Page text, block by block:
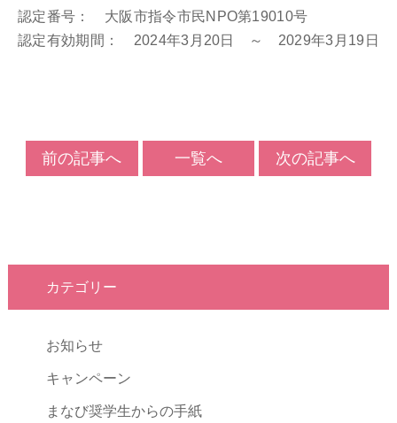
認定番号： 大阪市指令市民NPO第19010号
認定有効期間： 2024年3月20日 ～ 2029年3月19日
前の記事へ 一覧へ 次の記事へ
カテゴリー
お知らせ
キャンペーン
まなび奨学生からの手紙